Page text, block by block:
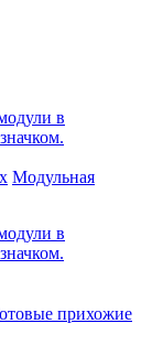
в
Модульная
в
прихожие